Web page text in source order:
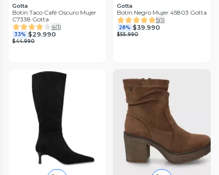
Gotta
Botin Taco Café Oscuro Mujer
C7338 Gotta
4(1)
33% $29.990
$44.990
Gotta
Botín Negro Mujer 45803 Gotta
5(1)
28% $39.990
$55.990